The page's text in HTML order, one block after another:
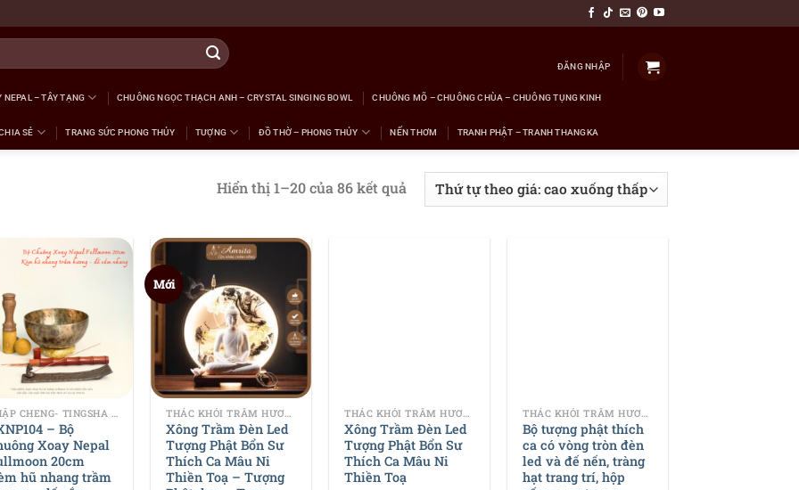
ĐĂNG NHẬP
NEPAL – TÂY TẠNG CHUÔNG NGỌC THẠCH ANH – CRYSTAL SINGING BOWL CHUÔNG MÕ – CHUÔNG CHÙA – CHUÔNG TỤNG KINH
SẺ TRANG SỨC PHONG THỦY TƯỢNG ĐỒ THỜ – PHONG THỦY NẾN THƠM TRANH PHẬT – TRANH THANGKA
Hiển thị 1–20 của 86 kết quả
CHẬP CHENG- TINGSHA NEPAL - CHẬP CHENG - CHŨM CHỌE
– Bộ
Xoay Nepal
20cm
hũ nhang trầm
Mới
+
THÁC KHÓI TRẦM HƯƠNG
Xông Trầm Đèn Led
Tượng Phật Bổn Sư
Thích Ca Mâu Ni
Thiền Toạ – Tượng
THÁC KHÓI TRẦM HƯƠNG
Xông Trầm Đèn Led
Tượng Phật Bổn Sư
Thích Ca Mâu Ni
Thiền Toạ
THÁC KHÓI TRẦM HƯƠNG
Bộ tượng phật thích
ca có vòng tròn đèn
led và đế nến, tràng
hạt trang trí, hộp